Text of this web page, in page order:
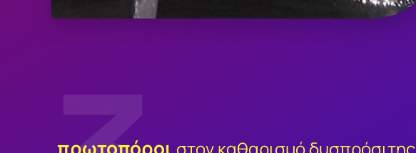
πρωτοπόροι στον καθαρισμό δυσπρόσιτης